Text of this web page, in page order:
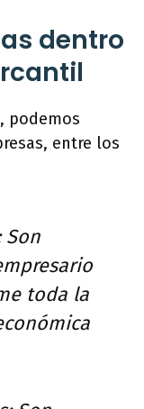
dentro
podemos
entre los
Son
toda la